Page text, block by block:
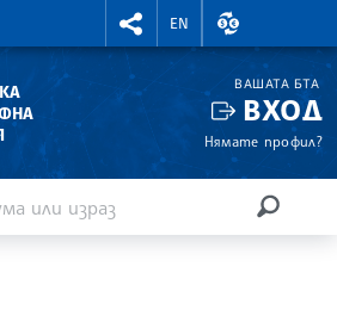
RIGHTMENU.SOCIAL
EN
ВАЛУТНИ
ВАШАТА БТА
ВХОД
Нямате профил?